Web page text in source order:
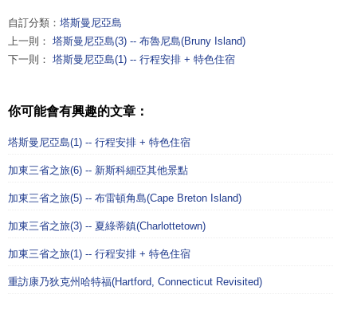
自訂分類： 塔斯曼尼亞島
上一則： 塔斯曼尼亞島(3) -- 布魯尼島(Bruny Island)
下一則： 塔斯曼尼亞島(1) -- 行程安排 + 特色住宿
你可能會有興趣的文章：
塔斯曼尼亞島(1) -- 行程安排 + 特色住宿
加東三省之旅(6) -- 新斯科細亞其他景點
加東三省之旅(5) -- 布雷頓角島(Cape Breton Island)
加東三省之旅(3) -- 夏綠蒂鎮(Charlottetown)
加東三省之旅(1) -- 行程安排 + 特色住宿
重訪康乃狄克州哈特福(Hartford, Connecticut Revisited)